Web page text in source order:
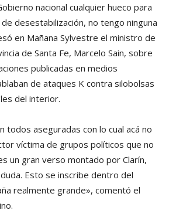
nacional cualquier hueco para
desestabilización, no tengo ninguna
en Mañana Sylvestre el ministro de
de Santa Fe, Marcelo Sain, sobre
publicadas en medios
de ataques K contra silobolsas
del interior.
todos aseguradas con lo cual acá no
víctima de grupos políticos que no
un gran verso montado por Clarín,
Esto se inscribe dentro del
realmente grande», comentó el